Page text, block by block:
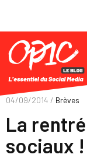
04/09/2014 / Brèves
La
sociaux !